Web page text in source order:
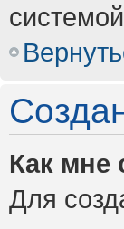
Как мне
Для